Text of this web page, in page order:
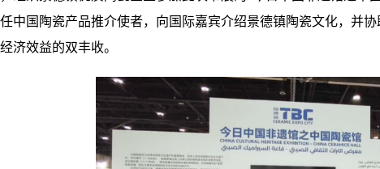
中国陶瓷产品推介使者，向国际嘉宾介绍景德镇陶瓷文化，并
济效益的双丰收。